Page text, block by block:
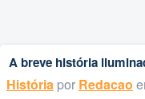
A breve história
História por Redacao